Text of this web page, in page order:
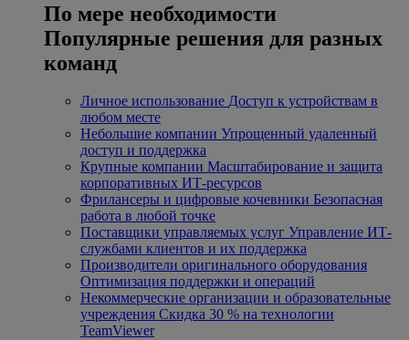
По мере необходимости
Популярные решения для разных
команд
Личное использование Доступ к устройствам в
любом месте
Небольшие компании Упрощенный удаленный
доступ и поддержка
Крупные компании Масштабирование и защита
корпоративных ИТ-ресурсов
Фрилансеры и цифровые кочевники Безопасная
работа в любой точке
Поставщики управляемых услуг Управление ИТ-
службами клиентов и их поддержка
Производители оригинального оборудования
Оптимизация поддержки и операций
Некоммерческие организации и образовательные
учреждения Скидка 30 % на технологии
TeamViewer